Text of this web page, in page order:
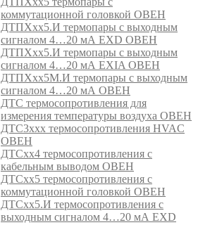
коммутационной головкой ОВЕН
ДТПХхх5.И термопары с выходным
сигналом 4…20 мА EXD ОВЕН
ДТПХхх5.И термопары с выходным
сигналом 4…20 мА EXIA ОВЕН
ДТПХхх5М.И термопары с выходным
сигналом 4…20 мА ОВЕН
ДТС термосопротивления для
измерения температуры воздуха ОВЕН
ДТС3ххх термосопротивления HVAC
ОВЕН
ДТСхх4 термосопротивления с
кабельным выводом ОВЕН
ДТСхх5 термосопротивления с
коммутационной головкой ОВЕН
ДТСхх5.И термосопротивления с
выходным сигналом 4…20 мА EXD